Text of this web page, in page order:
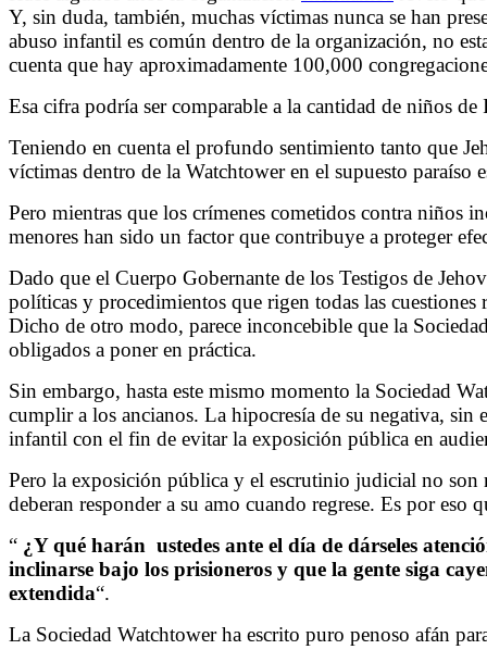
Y, sin duda, también, muchas víctimas nunca se han
abuso infantil es común dentro de la organización, no
cuenta que hay aproximadamente 100,000
Esa cifra podría ser comparable a la cantidad de niños
Teniendo en cuenta el profundo sentimiento tanto que
víctimas dentro de la Watchtower en el supuesto
Pero mientras que los crímenes cometidos contra niños
menores han sido un factor que contribuye a proteger
Dado que el Cuerpo Gobernante de los Testigos de
políticas y procedimientos que rigen todas las
Dicho de otro modo, parece inconcebible que la
obligados a poner en práctica.
Sin embargo, hasta este mismo momento la Sociedad
cumplir a los ancianos. La hipocresía de su negativa, sin
infantil con el fin de evitar la exposición pública en
Pero la exposición pública y el escrutinio judicial no son
deberan responder a su amo cuando regrese. Es por eso
“ ¿Y qué harán ustedes ante el día de dárseles
inclinarse bajo los prisioneros y que la gente siga
extendida“.
La Sociedad Watchtower ha escrito puro penoso afán